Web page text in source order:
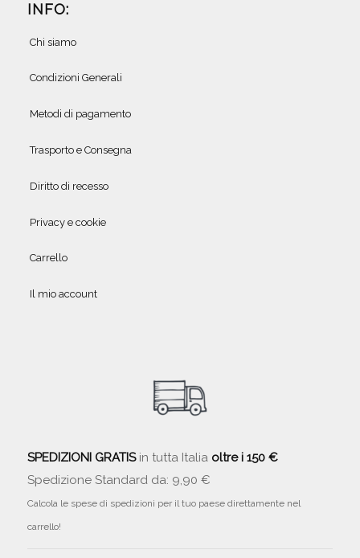
INFO:
Chi siamo
Condizioni Generali
Metodi di pagamento
Trasporto e Consegna
Diritto di recesso
Privacy e cookie
Carrello
Il mio account
SPEDIZIONI GRATISin tutta Italia oltre i 150 €
Spedizione Standard da: 9,90 €
Calcola le spese di spedizioni per il tuo paese direttamente nel
carrello!